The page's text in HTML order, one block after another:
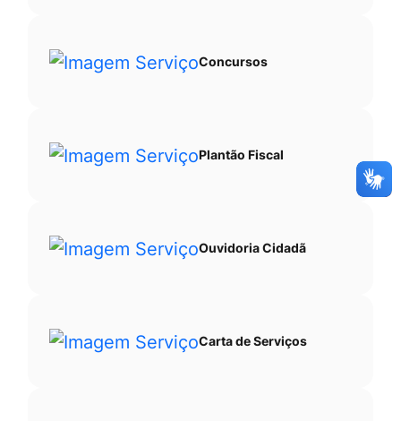
Concursos
Plantão Fiscal
Ouvidoria Cidadã
Carta de Serviços